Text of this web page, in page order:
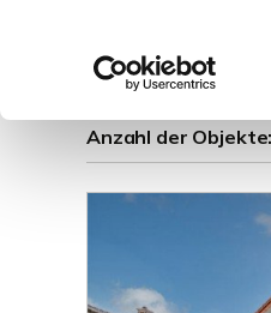
kaufen
Anzahl der